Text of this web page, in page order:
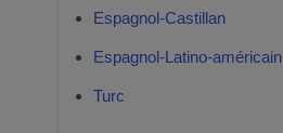
Espagnol-Castillan
Espagnol-Latino-américain
Turc